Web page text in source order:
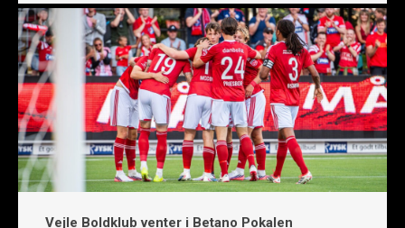
Vejle Boldklub venter i Betano Pokalen